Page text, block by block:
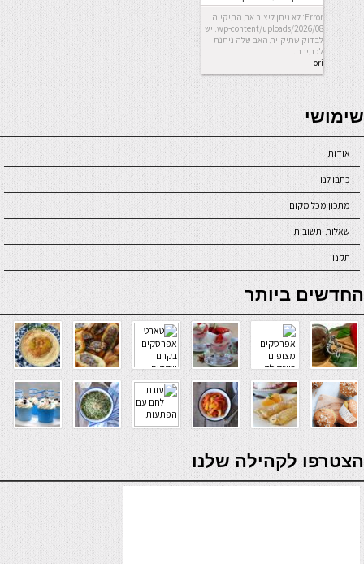
וסלמוןError: לא ניתן ליצור את התיקייה
wp-content/uploads/2026/08. יש
לבדוק שתיקיית האב שלה ניתנת
לכתיבה.
ori
seriöse online casinos österreich
שימושי
אודות
כתבו לנו
מתכון מכל מקום
שאלות ותשובות
תקנון
online casino
החדשים ביותר
verde casino
הצטרפו לקהילה שלנו